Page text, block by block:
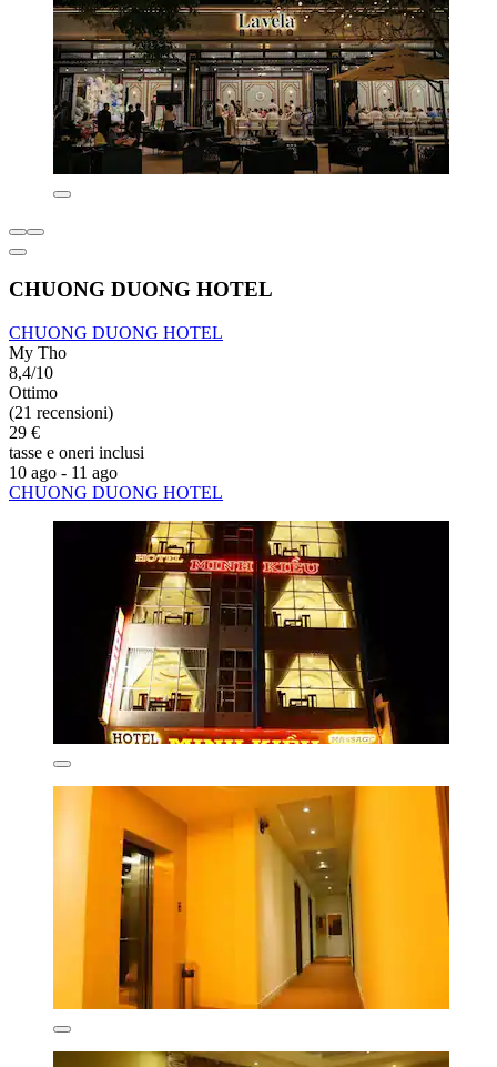
CHUONG DUONG HOTEL
CHUONG DUONG HOTEL
My Tho
8,4/10
Ottimo
(21 recensioni)
29 €
tasse e oneri inclusi
10 ago - 11 ago
CHUONG DUONG HOTEL